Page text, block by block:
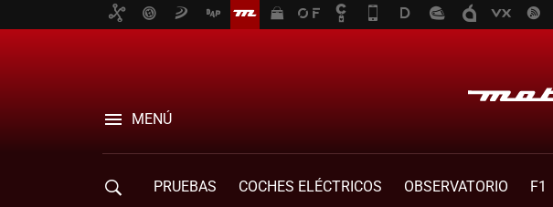
MENÚ
PRUEBAS COCHES ELÉCTRICOS OBSERVATORIO F1